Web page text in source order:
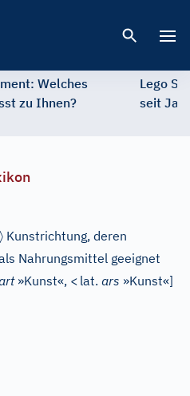
Welches
zu Ihnen?
Lego
seit
〉 Kunstrichtung, deren
Nahrungsmittel geeignet
»Kunst«, < lat. ars »Kunst«]